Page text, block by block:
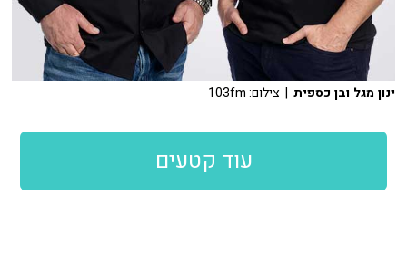
ינון מגל ובן כספית | צילום: 103fm
עוד קטעים